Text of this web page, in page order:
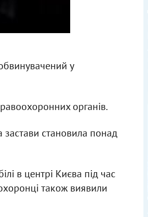
у
органів.
застави становила понад
в центрі Києва під час
також виявили